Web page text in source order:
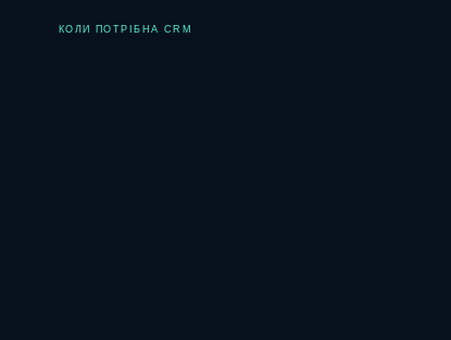
КОЛИ ПОТРІБНА CRM